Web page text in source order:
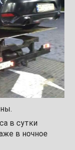
в сутки
в ночное